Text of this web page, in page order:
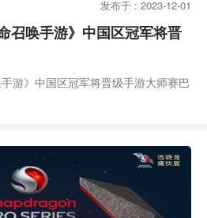
发布于 : 2023-12-01
召唤手游》中国区冠军将晋
游》中国区冠军将晋级手游大师赛巴